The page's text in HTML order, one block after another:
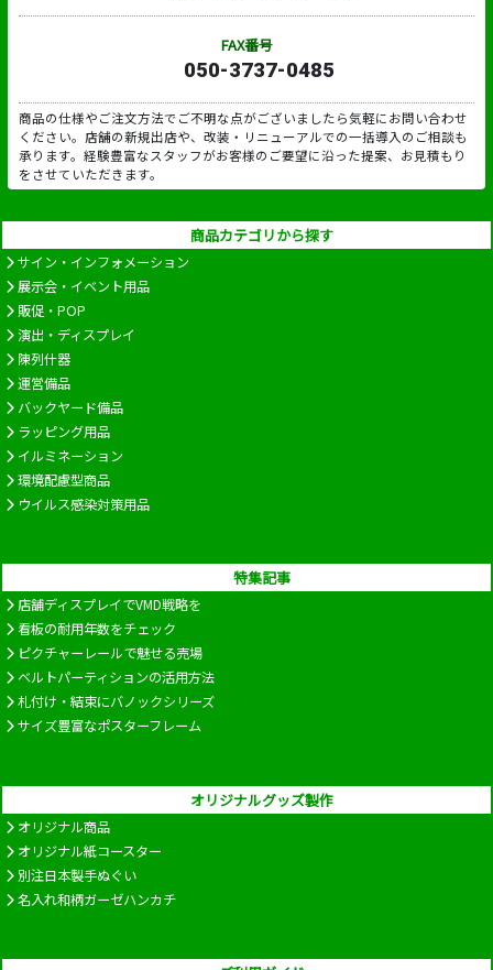
FAX番号
050-3737-0485
商品の仕様やご注文方法でご不明な点がございましたら気軽にお問い合わせ
ください。店舗の新規出店や、改装・リニューアルでの一括導入のご相談も
承ります。経験豊富なスタッフがお客様のご要望に沿った提案、お見積もり
をさせていただきます。
商品カテゴリから探す
サイン・インフォメーション
展示会・イベント用品
販促・POP
演出・ディスプレイ
陳列什器
運営備品
バックヤード備品
ラッピング用品
イルミネーション
環境配慮型商品
ウイルス感染対策用品
特集記事
店舗ディスプレイでVMD戦略を
看板の耐用年数をチェック
ピクチャーレールで魅せる売場
ベルトパーティションの活用方法
札付け・結束にバノックシリーズ
サイズ豊富なポスターフレーム
オリジナルグッズ製作
オリジナル商品
オリジナル紙コースター
別注日本製手ぬぐい
名入れ和柄ガーゼハンカチ